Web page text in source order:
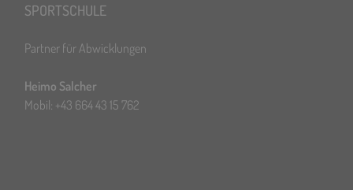
SPORTSCHULE
Partner für Abwicklungen
Heimo Salcher
Mobil: +43 664 43 15 762